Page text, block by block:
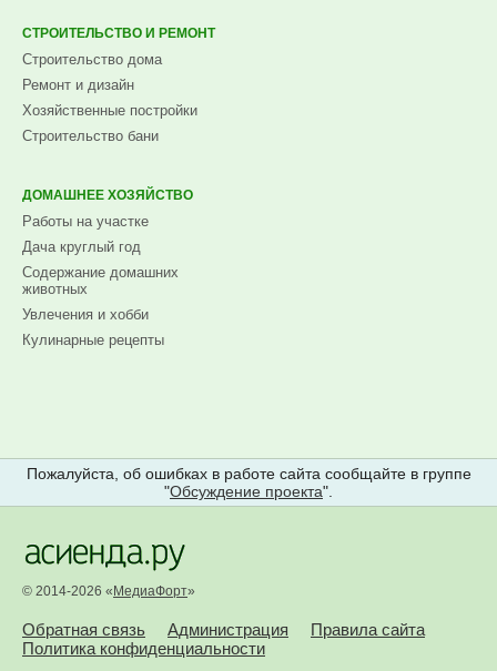
СТРОИТЕЛЬСТВО И РЕМОНТ
Строительство дома
Ремонт и дизайн
Хозяйственные постройки
Строительство бани
ДОМАШНЕЕ ХОЗЯЙСТВО
Работы на участке
Дача круглый год
Содержание домашних
животных
Увлечения и хобби
Кулинарные рецепты
Пожалуйста, об ошибках в работе сайта сообщайте в группе
"Обсуждение проекта".
© 2014-2026 «МедиаФорт»
Обратная связь Администрация
Правила сайта
Политика конфиденциальности